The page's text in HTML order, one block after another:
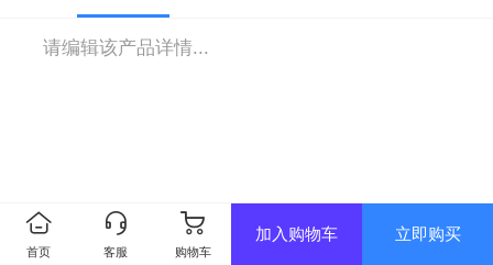
请编辑该产品详情...
首页 客服 购物车
加入购物车 立即购买